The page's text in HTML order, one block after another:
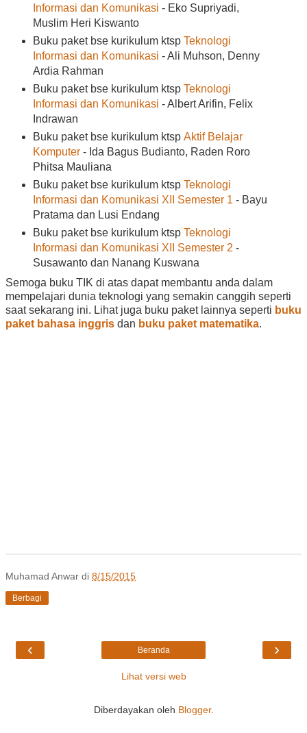
Informasi dan Komunikasi - Eko Supriyadi,
Muslim Heri Kiswanto
Buku paket bse kurikulum ktsp Teknologi
Informasi dan Komunikasi - Ali Muhson, Denny
Ardia Rahman
Buku paket bse kurikulum ktsp Teknologi
Informasi dan Komunikasi - Albert Arifin, Felix
Indrawan
Buku paket bse kurikulum ktsp Aktif Belajar
Komputer- Ida Bagus Budianto, Raden Roro
Phitsa Mauliana
Buku paket bse kurikulum ktsp Teknologi
Informasi dan Komunikasi XII Semester 1 - Bayu
Pratama dan Lusi Endang
Buku paket bse kurikulum ktsp Teknologi
Informasi dan Komunikasi XII Semester 2 -
Susawanto dan Nanang Kuswana
Semoga buku TIK di atas dapat membantu anda dalam
mempelajari dunia teknologi yang semakin canggih seperti
saat sekarang ini. Lihat juga buku paket lainnya seperti buku
paket bahasa inggris dan buku paket matematika.
Muhamad Anwar di 8/15/2015
Berbagi
‹ ›
Beranda
Lihat versi web
Diberdayakan oleh Blogger.